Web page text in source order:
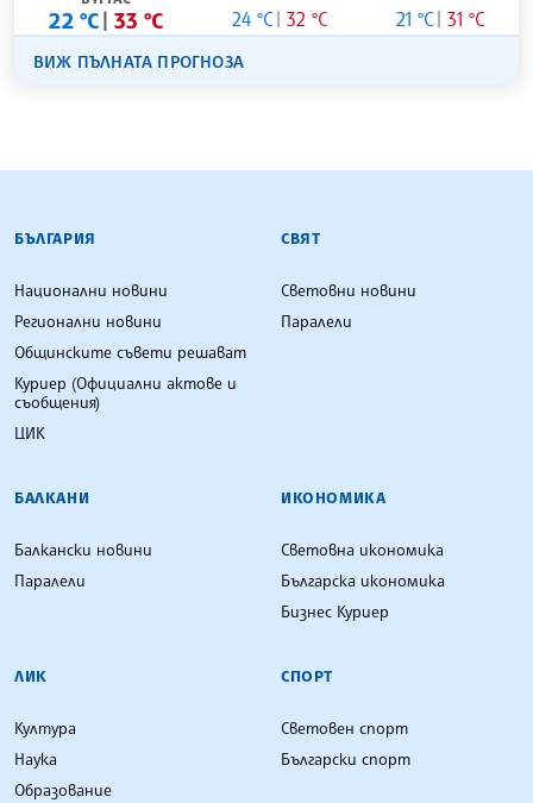
22 °C 33 °C 24 °C 32 °C 21 °C 31 °C
ВИЖ ПЪЛНАТА ПРОГНОЗА
БЪЛГАРСКА ТЕЛЕГРАФНА АГЕНЦИЯ
БЪЛГАРИЯ
Национални новини
Регионални новини
Общинските съвети решават
Куриер (Официални актове и
съобщения)
ЦИК
СВЯТ
Световни новини
Паралели
БАЛКАНИ
Балкански новини
Паралели
ИКОНОМИКА
Световна икономика
Българска икономика
Бизнес Куриер
ЛИК
Култура
Наука
Образование
СПОРТ
Световен спорт
Български спорт